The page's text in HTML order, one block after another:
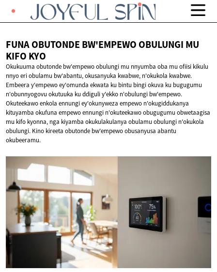
FUNA OBUTONDE BW'EMPEWO OBULUNGI MU
KIFO KYO
Okukuuma obutonde bw'empewo obulungi mu nnyumba oba mu ofiisi kikulu
nnyo eri obulamu bw'abantu, okusanyuka kwabwe, n'okukola kwabwe.
Embeera y'empewo ey'omunda ekwata ku bintu bingi okuva ku bugugumu
n'obunnyogovu okutuuka ku ddiguli y'ekko n'obulungi bw'empewo.
Okuteekawo enkola ennungi ey'okunyweza empewo n'okugiddukanya
kituyamba okufuna empewo ennungi n'okuteekawo obugugumu obwetaagisa
mu kifo kyonna, nga kiyamba okukulakulanya obulamu obulungi n'okukola
obulungi. Kino kireeta obutonde bw'empewo obusanyusa abantu
okubeeramu.